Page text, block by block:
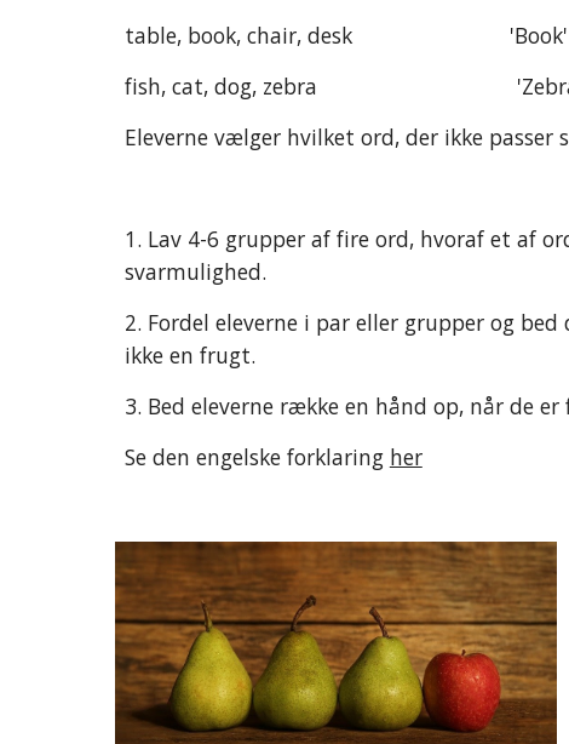
table, book, chair, desk
fish, cat, dog, zebra
Eleverne vælger hvilket ord, der ikke
1. Lav 4-6 grupper af fire ord, hvoraf et af
svarmulighed.
2. Fordel eleverne i par eller grupper og bed
ikke en frugt.
3. Bed eleverne række en hånd op, når de
Se den engelske forklaring her